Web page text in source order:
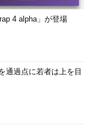
4 alpha」が登場
通過点に若者は上を目